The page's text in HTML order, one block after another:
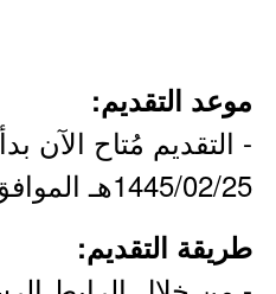
موعد التقديم:
- التقديم مُتاح الآن
1445/02/25هـ الموافق 2023/09/10م.
طريقة التقديم: